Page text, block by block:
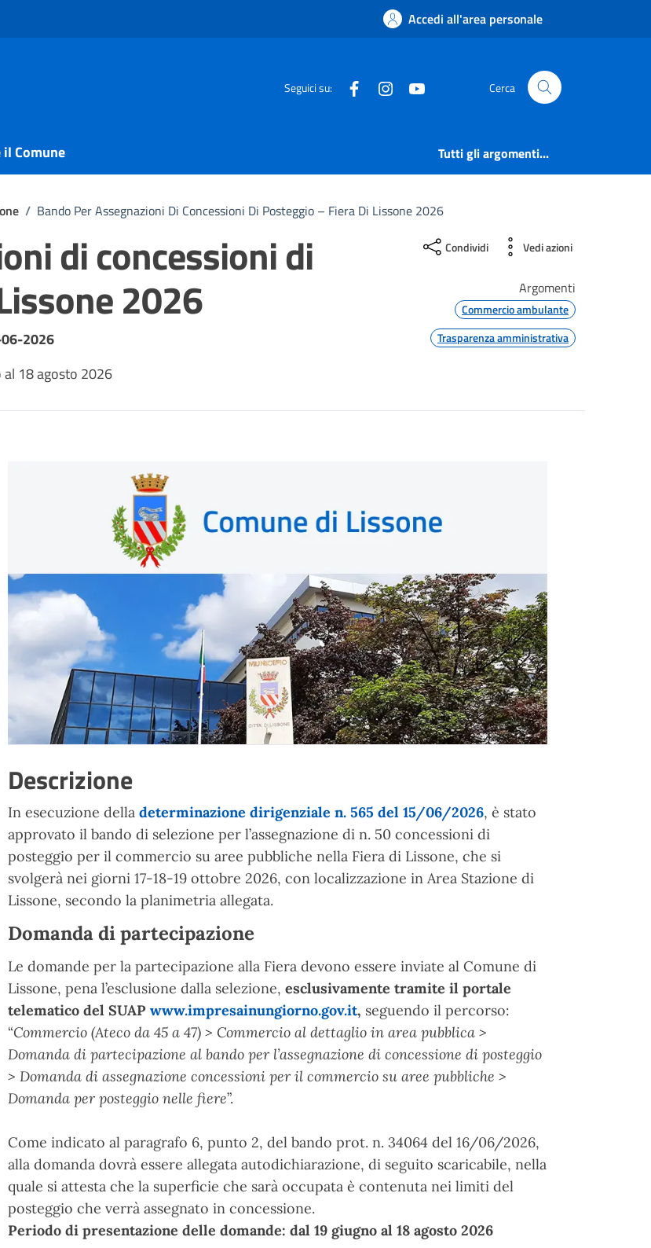
Accedi all'area personale
Seguici su: FacebookInstagram Cerca
Comune Tutti gli argomenti...
/ Bando Per Assegnazioni Di Concessioni Di Posteggio – Fiera Di Lissone 2026
di concessioni di
2026
2026
al 18 agosto 2026
Condividi Vedi azioni
Argomenti
Commercio ambulante
Trasparenza amministrativa
Descrizione
In esecuzione della determinazione dirigenziale n. 565 del 15/06/2026, è stato
approvato il bando di selezione per l’assegnazione di n. 50 concessioni di
posteggio per il commercio su aree pubbliche nella Fiera di Lissone, che si
svolgerà nei giorni 17-18-19 ottobre 2026, con localizzazione in Area Stazione di
Lissone, secondo la planimetria allegata.
Domanda di partecipazione
Le domande per la partecipazione alla Fiera devono essere inviate al Comune di
Lissone, pena l’esclusione dalla selezione, esclusivamente tramite il portale
telematico del SUAP www.impresainungiorno.gov.it, seguendo il percorso:
“Commercio (Ateco da 45 a 47) > Commercio al dettaglio in area pubblica >
Domanda di partecipazione al bando per l’assegnazione di concessione di posteggio
> Domanda di assegnazione concessioni per il commercio su aree pubbliche >
Domanda per posteggio nelle fiere”.
Come indicato al paragrafo 6, punto 2, del bando prot. n. 34064 del 16/06/2026,
alla domanda dovrà essere allegata autodichiarazione, di seguito scaricabile, nella
quale si attesta che la superficie che sarà occupata è contenuta nei limiti del
posteggio che verrà assegnato in concessione.
Periodo di presentazione delle domande: dal 19 giugno al 18 agosto 2026